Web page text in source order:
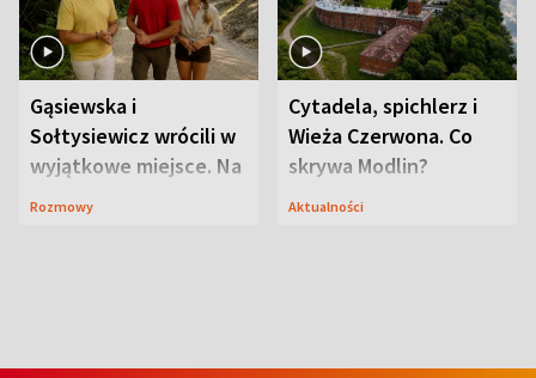
Gąsiewska i
Sołtysiewicz wrócili w
wyjątkowe miejsce. Na
szlaku czekał
Rozmowy
Cytadela, spichlerz i
Wieża Czerwona. Co
skrywa Modlin?
Aktualności